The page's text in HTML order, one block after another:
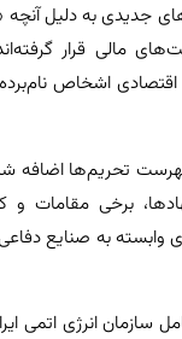
جدیدی به دلیل آنچه
مالی قرار
اشخاص نام‌برده
در مجموع ۱۲۱ نام‌ جدید به
برخی مقامات و
به صنایع
انرژی اتمی